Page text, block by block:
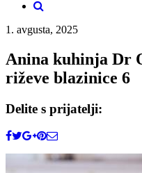
1. avgusta, 2025
Anina kuhinja Dr
riževe blazinice 6
Delite s prijatelji: